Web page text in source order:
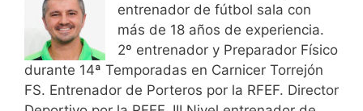
entrenador de fútbol sala con
más de 18 años de experiencia.
2º entrenador y Preparador Físico
durante 14ª Temporadas en Carnicer Torrejón
FS. Entrenador de Porteros por la RFEF. Director